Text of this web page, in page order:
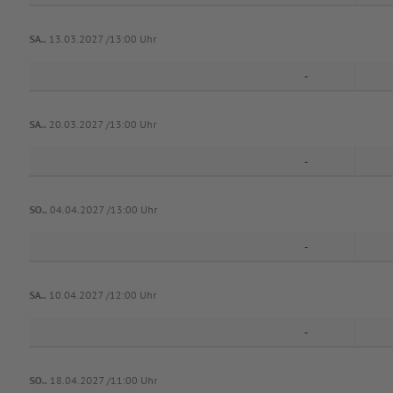
SA.. 13.03.2027 /13:00 Uhr
-
SA.. 20.03.2027 /13:00 Uhr
-
SO.. 04.04.2027 /13:00 Uhr
-
SA.. 10.04.2027 /12:00 Uhr
-
SO.. 18.04.2027 /11:00 Uhr